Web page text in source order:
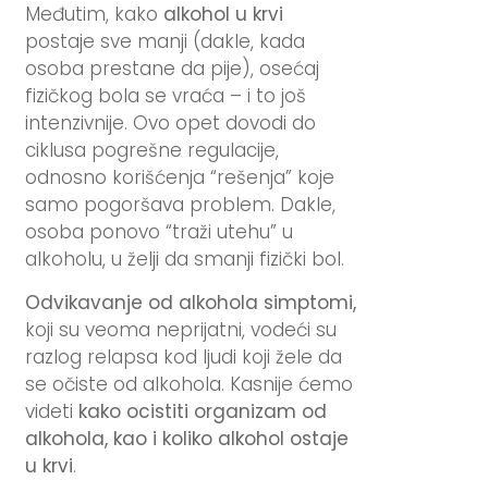
Međutim, kako alkohol u krvi
postaje sve manji (dakle, kada
osoba prestane da pije), osećaj
fizičkog bola se vraća – i to još
intenzivnije. Ovo opet dovodi do
ciklusa pogrešne regulacije,
odnosno korišćenja “rešenja” koje
samo pogoršava problem. Dakle,
osoba ponovo “traži utehu” u
alkoholu, u želji da smanji fizički bol.
Odvikavanje od alkohola simptomi,
koji su veoma neprijatni, vodeći su
razlog relapsa kod ljudi koji žele da
se očiste od alkohola. Kasnije ćemo
videti kako ocistiti organizam od
alkohola, kao i koliko alkohol ostaje
u krvi.